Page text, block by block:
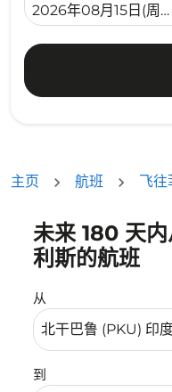
fc-booking-
2026年08月15日(周
主页 航班 飞往
未来 180 天
利斯的航班
从
到
没有符合您的筛选条